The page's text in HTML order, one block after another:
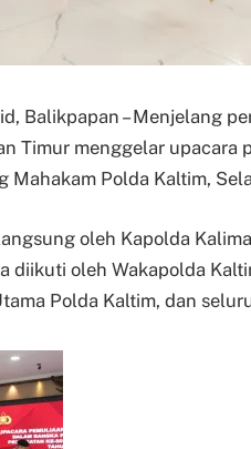
Balikpapan – Menjelang
Timur menggelar
Mahakam Polda Kaltim,
oleh Kapolda
diikuti oleh Wakapolda
Polda Kaltim, dan